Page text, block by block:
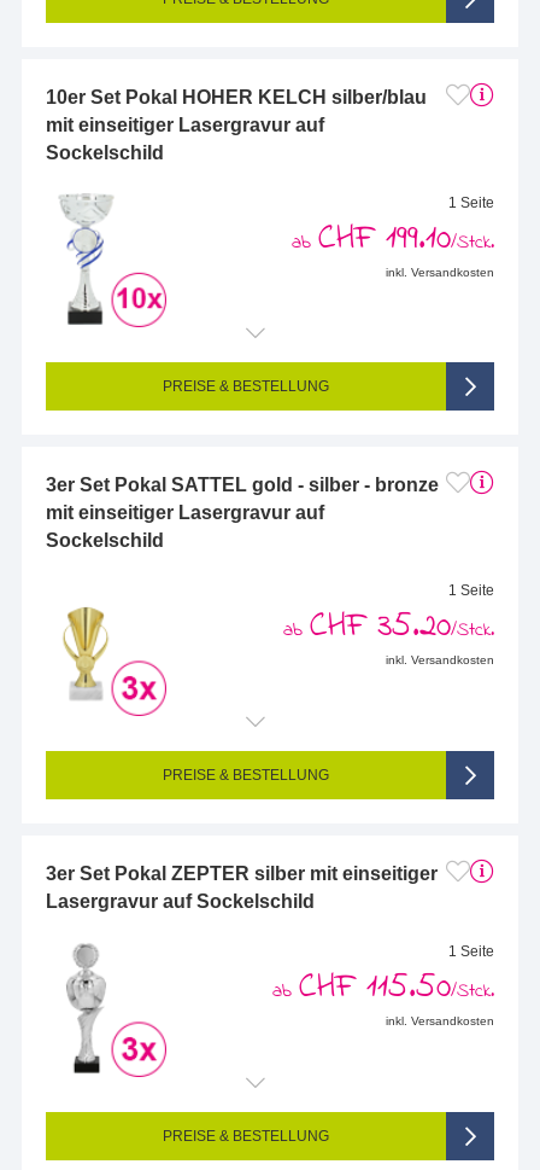
10er Set Pokal HOHER KELCH silber/blau
mit einseitiger Lasergravur auf
Sockelschild
1 Seite
ab CHF 199.10/Stck.
inkl. Versandkosten
Endformat (bedruckte Fläche): 48 x 15 mm
Seitigkeit: 1-seitig (Vorderseite graviert, Rückseite nicht graviert)
Einseitig graviert
PREISE & BESTELLUNG
3er Set Pokal SATTEL gold - silber - bronze
mit einseitiger Lasergravur auf
Sockelschild
1 Seite
ab CHF 35.20/Stck.
inkl. Versandkosten
Endformat (bedruckte Fläche): 48 x 14 mm
Seitigkeit: 1-seitig (Vorderseite graviert, Rückseite nicht graviert)
Einseitig graviert
PREISE & BESTELLUNG
3er Set Pokal ZEPTER silber mit einseitiger
Lasergravur auf Sockelschild
1 Seite
ab CHF 115.50/Stck.
inkl. Versandkosten
Endformat (bedruckte Fläche): 83 x 25 mm
Seitigkeit: 1-seitig (Vorderseite graviert, Rückseite nicht graviert)
Einseitig graviert
PREISE & BESTELLUNG